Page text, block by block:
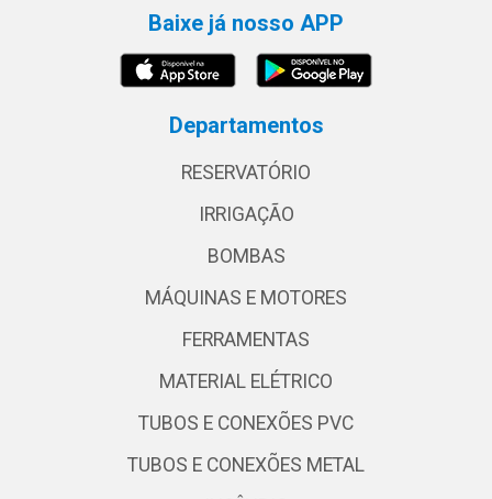
Baixe já nosso APP
Departamentos
RESERVATÓRIO
IRRIGAÇÃO
BOMBAS
MÁQUINAS E MOTORES
FERRAMENTAS
MATERIAL ELÉTRICO
TUBOS E CONEXÕES PVC
TUBOS E CONEXÕES METAL